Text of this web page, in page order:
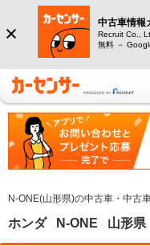
中古車情報
Recruit Co.,
無料 －
N-ONE(山形県)の中古車・中古
ホンダ N-ONE 山形県